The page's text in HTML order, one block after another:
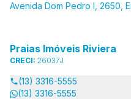
Avenida Dom Pedro I, 2650,
Praias Imóveis Riviera
CRECI: 26037J
(13) 3316-5555
(13) 3316-5555